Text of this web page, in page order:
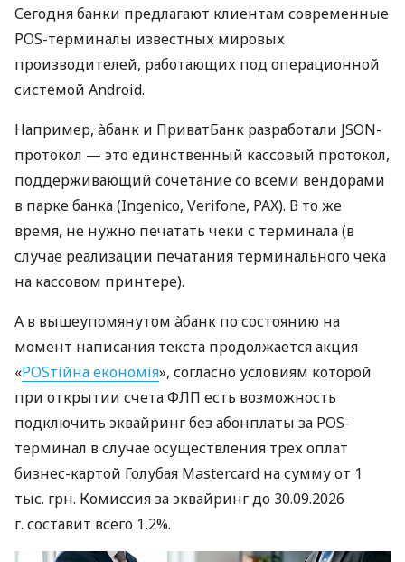
Сегодня банки предлагают клиентам современные
POS-терминалы известных мировых
производителей, работающих под операционной
системой Android.
Например, àбанк и ПриватБанк разработали JSON-
протокол — это единственный кассовый протокол,
поддерживающий сочетание со всеми вендорами
в парке банка (Ingenico, Verifone, PAX). В то же
время, не нужно печатать чеки с терминала (в
случае реализации печатания терминального чека
на кассовом принтере).
А в вышеупомянутом àбанк по состоянию на
момент написания текста продолжается акция
«POSтійна економія», согласно условиям которой
при открытии счета ФЛП есть возможность
подключить эквайринг без абонплаты за POS-
терминал в случае осуществления трех оплат
бизнес-картой Голубая Mastercard на сумму от 1
тыс. грн. Комиссия за эквайринг до 30.09.2026
г. составит всего 1,2%.